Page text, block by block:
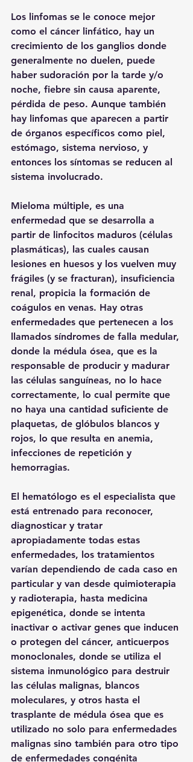
Los linfomas se le conoce mejor
como el cáncer linfático, hay un
crecimiento de los ganglios donde
generalmente no duelen, puede
haber sudoración por la tarde y/o
noche, fiebre sin causa aparente,
pérdida de peso. Aunque también
hay linfomas que aparecen a partir
de órganos específicos como piel,
estómago, sistema nervioso, y
entonces los síntomas se reducen al
sistema involucrado.
Mieloma múltiple, es una
enfermedad que se desarrolla a
partir de linfocitos maduros (células
plasmáticas), las cuales causan
lesiones en huesos y los vuelven muy
frágiles (y se fracturan), insuficiencia
renal, propicia la formación de
coágulos en venas. Hay otras
enfermedades que pertenecen a los
llamados síndromes de falla medular,
donde la médula ósea, que es la
responsable de producir y madurar
las células sanguíneas, no lo hace
correctamente, lo cual permite que
no haya una cantidad suficiente de
plaquetas, de glóbulos blancos y
rojos, lo que resulta en anemia,
infecciones de repetición y
hemorragias.
El hematólogo es el especialista que
está entrenado para reconocer,
diagnosticar y tratar
apropiadamente todas estas
enfermedades, los tratamientos
varían dependiendo de cada caso en
particular y van desde quimioterapia
y radioterapia, hasta medicina
epigenética, donde se intenta
inactivar o activar genes que inducen
o protegen del cáncer, anticuerpos
monoclonales, donde se utiliza el
sistema inmunológico para destruir
las células malignas, blancos
moleculares, y otros hasta el
trasplante de médula ósea que es
utilizado no solo para enfermedades
malignas sino también para otro tipo
de enfermedades congénita